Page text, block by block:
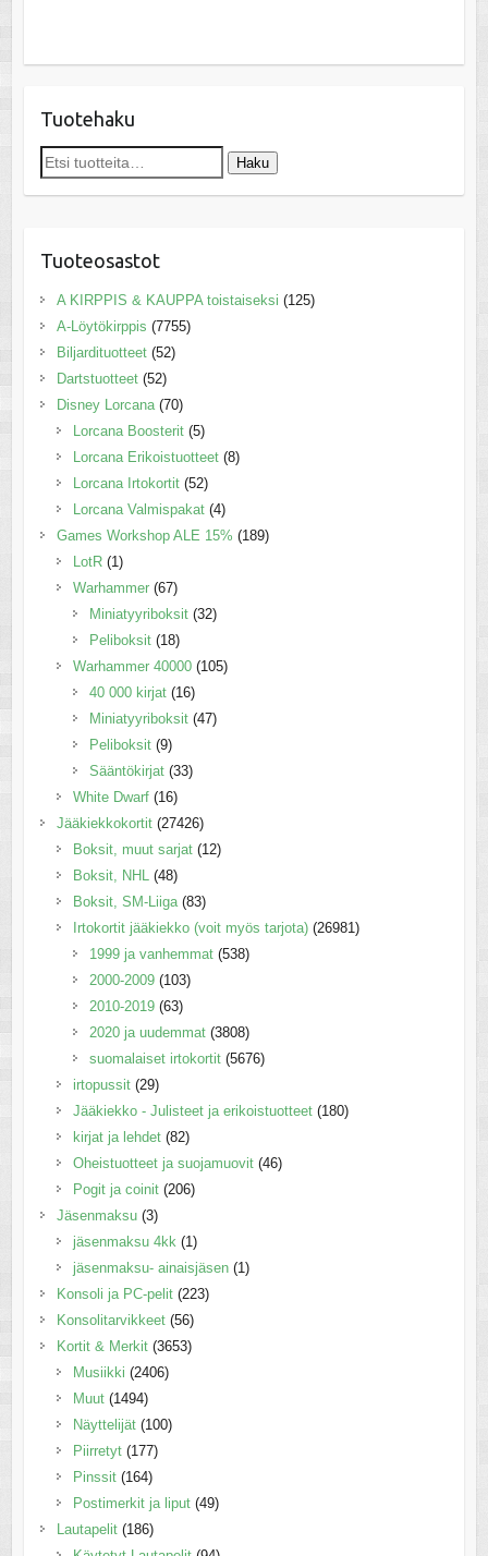
Tuotehaku
Etsi: Haku
Tuoteosastot
A KIRPPIS & KAUPPA toistaiseksi (125)
A-Löytökirppis (7755)
Biljardituotteet (52)
Dartstuotteet (52)
Disney Lorcana (70)
Lorcana Boosterit (5)
Lorcana Erikoistuotteet (8)
Lorcana Irtokortit (52)
Lorcana Valmispakat (4)
Games Workshop ALE 15% (189)
LotR (1)
Warhammer (67)
Miniatyyriboksit (32)
Peliboksit (18)
Warhammer 40000 (105)
40 000 kirjat (16)
Miniatyyriboksit (47)
Peliboksit (9)
Sääntökirjat (33)
White Dwarf (16)
Jääkiekkokortit (27426)
Boksit, muut sarjat (12)
Boksit, NHL
(48)
Boksit, SM-Liiga (83)
Irtokortit jääkiekko (voit myös tarjota) (26981)
1999 ja vanhemmat (538)
2000-2009 (103)
2010-2019 (63)
2020 ja uudemmat (3808)
suomalaiset irtokortit (5676)
irtopussit (29)
Jääkiekko - Julisteet ja erikoistuotteet (180)
kirjat ja lehdet (82)
Oheistuotteet ja suojamuovit (46)
Pogit ja coinit (206)
Jäsenmaksu (3)
jäsenmaksu 4kk (1)
jäsenmaksu- ainaisjäsen (1)
Konsoli ja PC-pelit (223)
Konsolitarvikkeet (56)
Kortit & Merkit (3653)
Musiikki (2406)
Muut (1494)
Näyttelijät (100)
Piirretyt (177)
Pinssit (164)
Postimerkit ja liput (49)
Lautapelit (186)